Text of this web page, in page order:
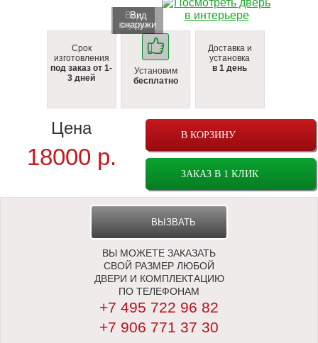
Вид
внутри
Вид
cнаружи
Срок
изготовления
под заказ от 1-
3 дней
Установим
бесплатно
Доставка и
установка
в 1 день
В КОРЗИНУ
ЗАКАЗ В 1 КЛИК
Цена
18000 р.
ВЫЗВАТЬ
ЗАМЕРЩИКА
ВЫ МОЖЕТЕ ЗАКАЗАТЬ
СВОЙ РАЗМЕР ЛЮБОЙ
ДВЕРИ И КОМПЛЕКТАЦИЮ
ПО ТЕЛЕФОНАМ
+7 495 722 96 82
+7 906 771 37 30